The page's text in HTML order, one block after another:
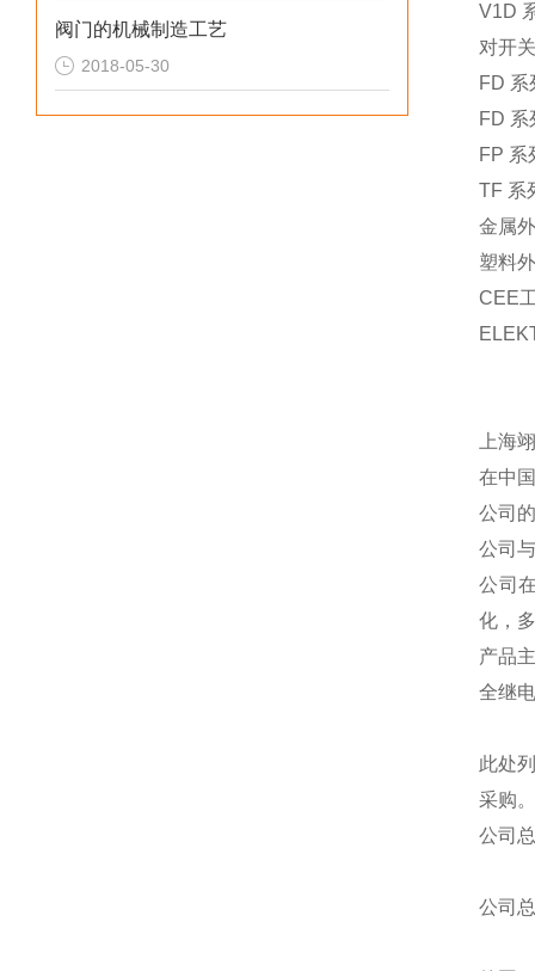
阀门的机械制造工艺
2018-05-30
V1D
对开
FD 系
FD 系
FP 系
TF 系
金属
塑料
CEE
上海
在中
公司
公司
公司
化，
产品
全继
此处
采购。
公司
公司